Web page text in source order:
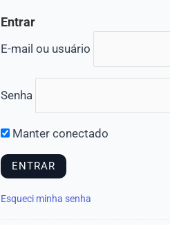
Entrar
E-mail ou usuário
Senha
Manter conectado
Esqueci minha senha